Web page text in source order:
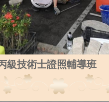
級技術士證照輔導班